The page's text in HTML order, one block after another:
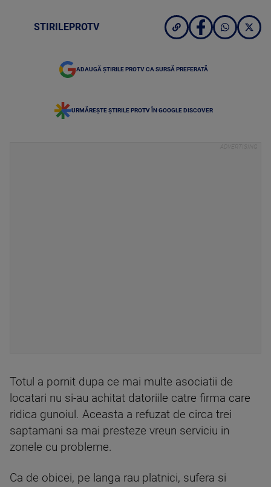
STIRILEPROTV
ADAUGĂ ȘTIRILE PROTV CA SURSĂ PREFERATĂ
URMĂREȘTE ȘTIRILE PROTV ÎN GOOGLE DISCOVER
Totul a pornit dupa ce mai multe asociatii de
locatari nu si-au achitat datoriile catre firma care
ridica gunoiul. Aceasta a refuzat de circa trei
saptamani sa mai presteze vreun serviciu in
zonele cu probleme.
Ca de obicei, pe langa rau platnici, sufera si